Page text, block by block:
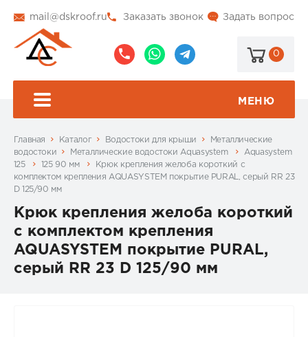
mail@dskroof.ru Задать вопрос
Заказать звонок
0
МЕНЮ
Главная Каталог Водостоки для крыши
Металлические
водостоки
Металлические водостоки Aquasystem
Aquasystem
125
125 90 мм
Крюк крепления желоба короткий с
комплектом крепления AQUASYSTEM покрытие PURAL, серый RR 23
D 125/90 мм
Крюк крепления желоба короткий
с комплектом крепления
AQUASYSTEM покрытие PURAL,
серый RR 23 D 125/90 мм